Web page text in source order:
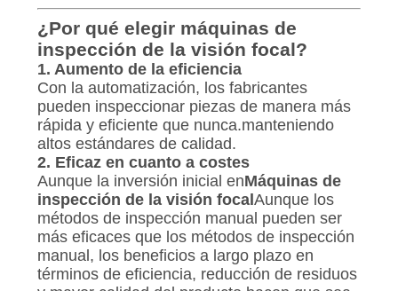
¿Por qué elegir máquinas de
inspección de la visión focal?
1. Aumento de la eficiencia
Con la automatización, los fabricantes
pueden inspeccionar piezas de manera más
rápida y eficiente que nunca.manteniendo
altos estándares de calidad.
2. Eficaz en cuanto a costes
Aunque la inversión inicial enMáquinas de
inspección de la visión focalAunque los
métodos de inspección manual pueden ser
más eficaces que los métodos de inspección
manual, los beneficios a largo plazo en
términos de eficiencia, reducción de residuos